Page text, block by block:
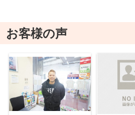
お客様の声